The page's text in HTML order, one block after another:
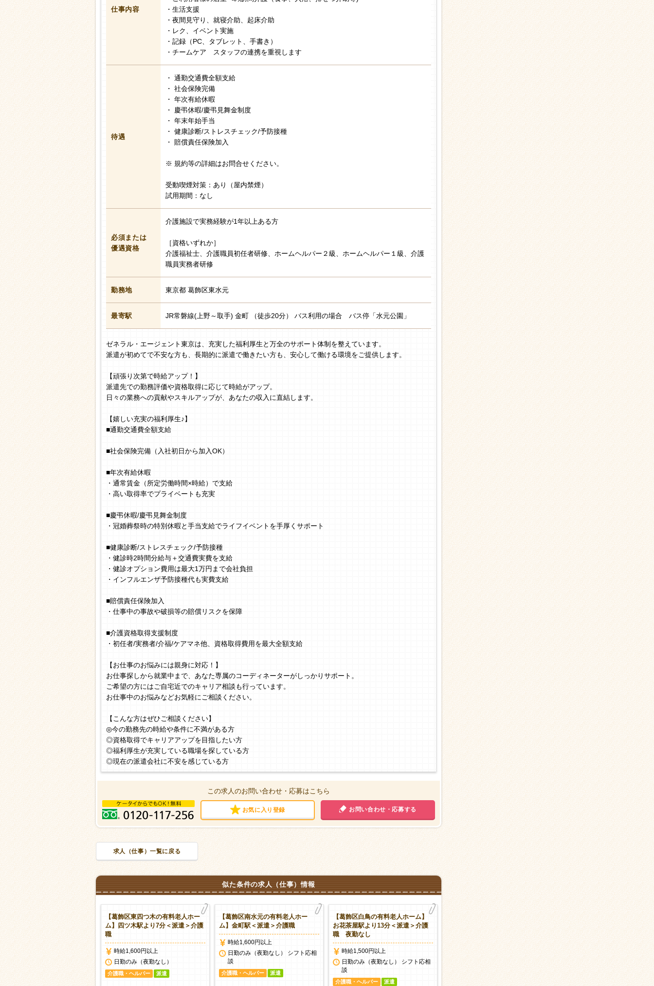
仕事内容
・生活支援
・夜間見守り、就寝介助、起床介助
・レク、イベント実施
・記録（PC、タブレット、手書き）
・チームケア スタッフの連携を重視します
待遇
・ 通勤交通費全額支給
・ 社会保険完備
・ 年次有給休暇
・ 慶弔休暇/慶弔見舞金制度
・ 年末年始手当
・ 健康診断/ストレスチェック/予防接種
・ 賠償責任保険加入
※ 規約等の詳細はお問合せください。
受動喫煙対策：あり（屋内禁煙）
試用期間：なし
必須または
優遇資格
介護施設で実務経験が1年以上ある方
［資格いずれか］
介護福祉士、介護職員初任者研修、ホームヘルパー２級、ホームヘルパー１級、介護
職員実務者研修
勤務地 東京都 葛飾区東水元
最寄駅 JR常磐線(上野～取手) 金町 （徒歩20分） バス利用の場合 バス停「水元公園」
ゼネラル・エージェント東京は、充実した福利厚生と万全のサポート体制を整えています。
派遣が初めてで不安な方も、長期的に派遣で働きたい方も、安心して働ける環境をご提供します。
【頑張り次第で時給アップ！】
派遣先での勤務評価や資格取得に応じて時給がアップ。
日々の業務への貢献やスキルアップが、あなたの収入に直結します。
【嬉しい充実の福利厚生♪】
■通勤交通費全額支給
■社会保険完備（入社初日から加入OK）
■年次有給休暇
・通常賃金（所定労働時間×時給）で支給
・高い取得率でプライベートも充実
■慶弔休暇/慶弔見舞金制度
・冠婚葬祭時の特別休暇と手当支給でライフイベントを手厚くサポート
■健康診断/ストレスチェック/予防接種
・健診時2時間分給与＋交通費実費を支給
・健診オプション費用は最大1万円まで会社負担
・インフルエンザ予防接種代も実費支給
■賠償責任保険加入
・仕事中の事故や破損等の賠償リスクを保障
■介護資格取得支援制度
・初任者/実務者/介福/ケアマネ他、資格取得費用を最大全額支給
【お仕事のお悩みには親身に対応！】
お仕事探しから就業中まで、あなた専属のコーディネーターがしっかりサポート。
ご希望の方にはご自宅近でのキャリア相談も行っています。
お仕事中のお悩みなどお気軽にご相談ください。
【こんな方はぜひご相談ください】
◎今の勤務先の時給や条件に不満がある方
◎資格取得でキャリアアップを目指したい方
◎福利厚生が充実している職場を探している方
◎現在の派遣会社に不安を感じている方
この求人のお問い合わせ・応募はこちら
お気に入り登録 お問い合わせ・応募する
求人（仕事）一覧に戻る
似た条件の求人（仕事）情報
【葛飾区東四つ木の有料老人ホー
ム】四ツ木駅より7分＜派遣＞介護
職
時給1,600円以上
日勤のみ（夜勤なし）
介護職・ヘルパー 派遣
【葛飾区南水元の有料老人ホー
ム】金町駅＜派遣＞介護職
時給1,600円以上
日勤のみ（夜勤なし） シフト応相
談
介護職・ヘルパー 派遣
【葛飾区白鳥の有料老人ホーム】
お花茶屋駅より13分＜派遣＞介護
職 夜勤なし
時給1,500円以上
日勤のみ（夜勤なし） シフト応相
談
介護職・ヘルパー 派遣